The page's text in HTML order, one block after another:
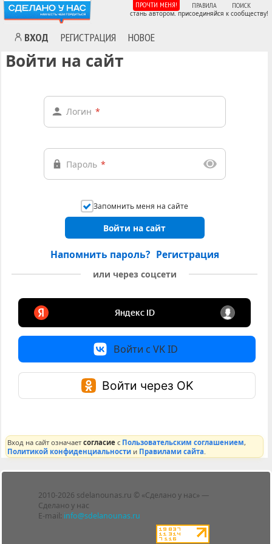
ВХОД РЕГИСТРАЦИЯ НОВОЕ
ПРОЧТИ МЕНЯ! ПРАВИЛА ПОИСК
стань автором. присоединяйся к сообществу!
Войти на сайт
Логин *
Пароль *
Запомнить меня на сайте
Войти на сайт
Напомнить пароль? Регистрация
или через соцсети
Войти с VK ID
Войти через OK
Вход на сайт означаетсогласие с Пользовательским соглашением,
Политикой конфиденциальности и Правилами сайта
2010-2026 sdelanounas.ru © «Сделано у нас» —
Сделано у нас
E-mail: info@sdelanounas.ru
Блоги
Люди
Политика